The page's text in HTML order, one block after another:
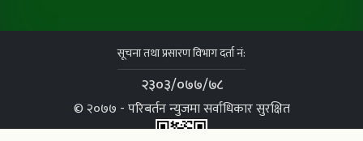
सूचना तथा प्रसारण विभाग दर्ता नं:
२३०३/०७७/७८
© २०७७ - परिबर्तन न्युजमा सर्वाधिकार सुरक्षित